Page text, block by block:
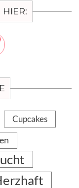
Cupcakes